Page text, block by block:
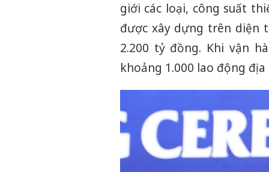
giới các loại, công suất
được xây dựng trên diện
2.200 tỷ đồng. Khi vận
khoảng 1.000 lao động